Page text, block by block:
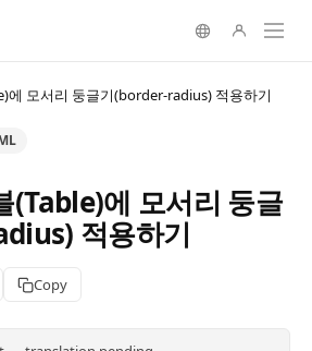
에 모서리 둥글기(border-radius) 적용하기
(Table)에 모서리 둥글
적용하기
Copy